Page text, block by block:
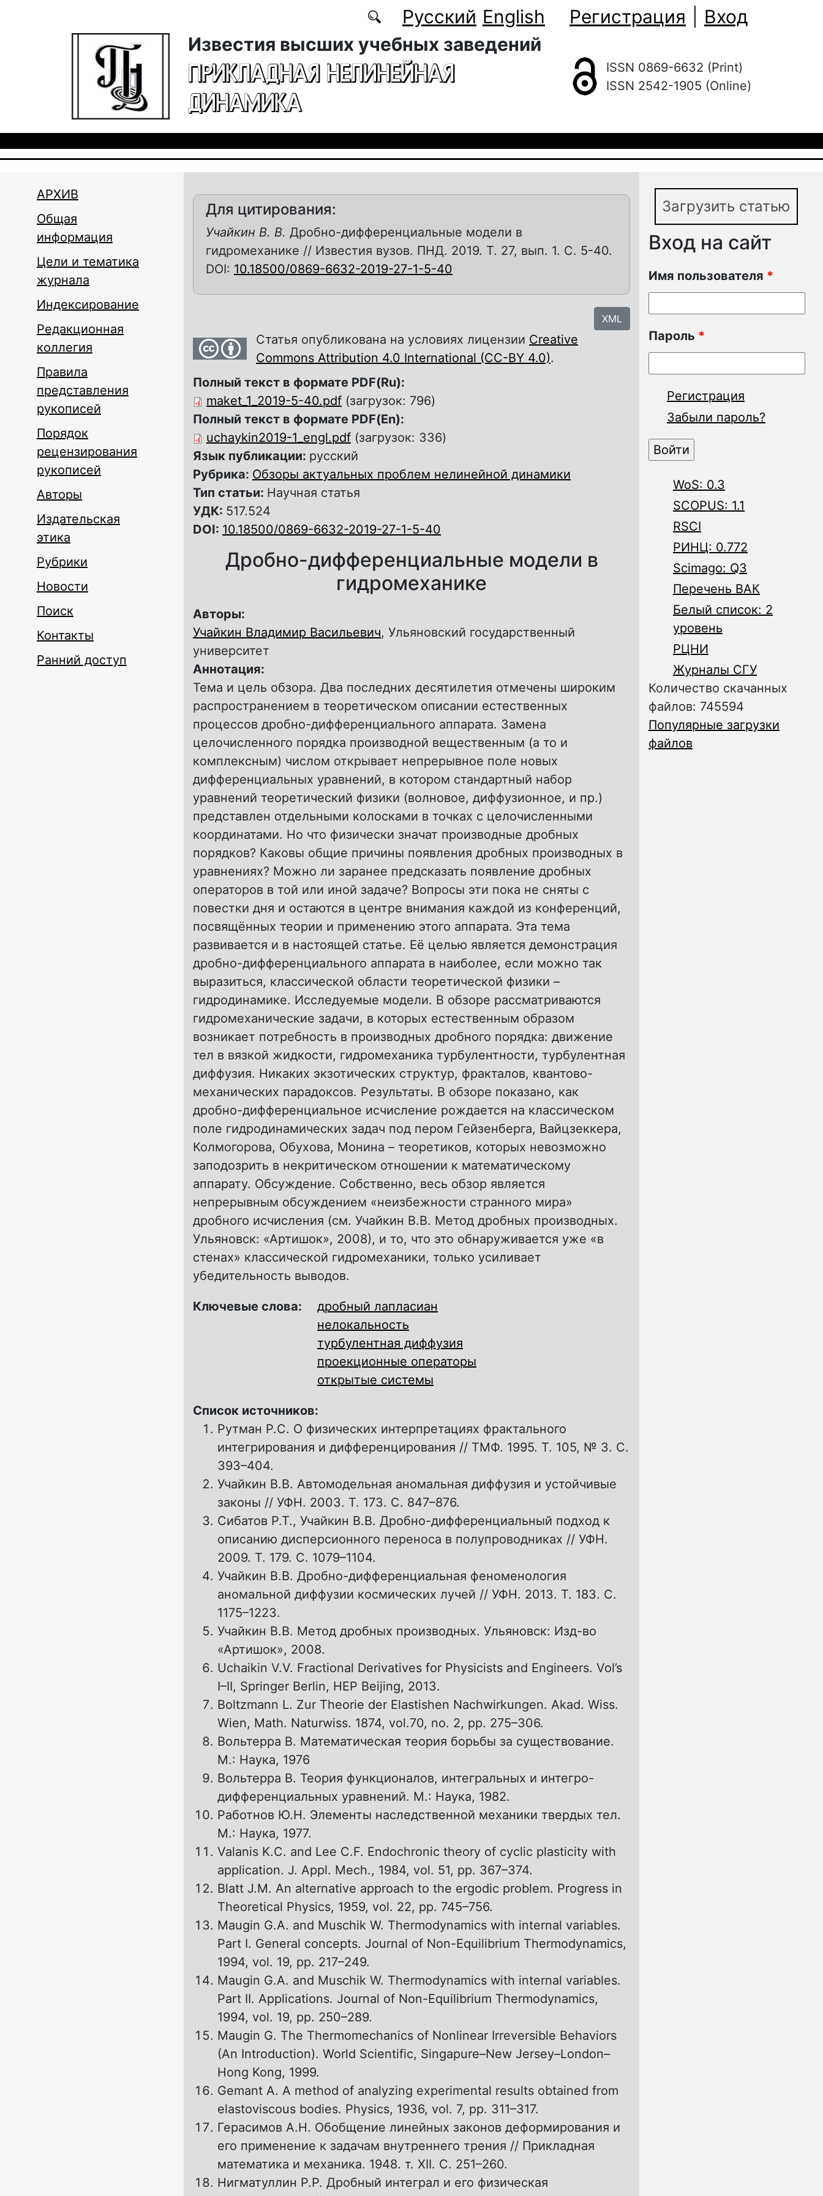
Русский English Регистрация
Вход
Известия высших учебных заведений
ПРИКЛАДНАЯ НЕЛИНЕЙНАЯ
ДИНАМИКА
ISSN 0869-6632 (Print)
ISSN 2542-1905 (Online)
АРХИВ
Общая
информация
Цели и тематика
журнала
Индексирование
Редакционная
коллегия
Правила
представления
рукописей
Порядок
рецензирования
рукописей
Авторы
Издательская
этика
Рубрики
Новости
Поиск
Контакты
Ранний доступ
Для цитирования:
Учайкин В. В. Дробно-дифференциальные модели в
гидромеханике // Известия вузов. ПНД. 2019. Т. 27, вып. 1. С. 5-40.
DOI: 10.18500/0869-6632-2019-27-1-5-40
XML
Статья опубликована на условиях лицензии Creative
Commons Attribution 4.0 International (CC-BY 4.0).
Полный текст в формате PDF(Ru):
maket_1_2019-5-40.pdf (загрузок: 796)
Полный текст в формате PDF(En):
uchaykin2019-1_engl.pdf (загрузок: 336)
Язык публикации: русский
Рубрика: Обзоры актуальных проблем нелинейной динамики
Тип статьи: Научная статья
УДК: 517.524
DOI: 10.18500/0869-6632-2019-27-1-5-40
Дробно-дифференциальные модели в
гидромеханике
Авторы:
Учайкин Владимир Васильевич, Ульяновский государственный
университет
Аннотация:
Тема и цель обзора. Два последних десятилетия отмечены широким
распространением в теоретическом описании естественных
процессов дробно-дифференциального аппарата. Замена
целочисленного порядка производной вещественным (а то и
комплексным) числом открывает непрерывное поле новых
дифференциальных уравнений, в котором стандартный набор
уравнений теоретический физики (волновое, диффузионное, и пр.)
представлен отдельными колосками в точках с целочисленными
координатами. Но что физически значат производные дробных
порядков? Каковы общие причины появления дробных производных в
уравнениях? Можно ли заранее предсказать появление дробных
операторов в той или иной задаче? Вопросы эти пока не сняты с
повестки дня и остаются в центре внимания каждой из конференций,
посвящённых теории и применению этого аппарата. Эта тема
развивается и в настоящей статье. Её целью является демонстрация
дробно-дифференциального аппарата в наиболее, если можно так
выразиться, классической области теоретической физики –
гидродинамике. Исследуемые модели. В обзоре рассматриваются
гидромеханические задачи, в которых естественным образом
возникает потребность в производных дробного порядка: движение
тел в вязкой жидкости, гидромеханика турбулентности, турбулентная
диффузия. Никаких экзотических структур, фракталов, квантово-
механических парадоксов. Результаты. В обзоре показано, как
дробно-дифференциальное исчисление рождается на классическом
поле гидродинамических задач под пером Гейзенберга, Вайцзеккера,
Колмогорова, Обухова, Монина – теоретиков, которых невозможно
заподозрить в некритическом отношении к математическому
аппарату. Обсуждение. Собственно, весь обзор является
непрерывным обсуждением «неизбежности странного мира»
дробного исчисления (см. Учайкин В.В. Метод дробных производных.
Ульяновск: «Артишок», 2008), и то, что это обнаруживается уже «в
стенах» классической гидромеханики, только усиливает
убедительность выводов.
Ключевые слова:
дробный лапласиан
нелокальность
турбулентная диффузия
проекционные операторы
открытые системы
Список источников:
Рутман Р.С. О физических интерпретациях фрактального
интегрирования и дифференцирования // ТМФ. 1995. Т. 105, № 3. С.
393–404.
Учайкин В.В. Автомодельная аномальная диффузия и устойчивые
законы // УФН. 2003. T. 173. C. 847–876.
Сибатов Р.Т., Учайкин В.В. Дробно-дифференциальный подход к
описанию дисперсионного переноса в полупроводниках // УФН.
2009. T. 179. C. 1079–1104.
Учайкин В.В. Дробно-дифференциальная феноменология
аномальной диффузии космических лучей // УФН. 2013. T. 183. C.
1175–1223.
Учайкин В.В. Метод дробных производных. Ульяновск: Изд-во
«Артишок», 2008.
Uchaikin V.V. Fractional Derivatives for Physicists and Engineers. Vol’s
I–II, Springer Berlin, HEP Beijing, 2013.
Boltzmann L. Zur Theorie der Elastishen Nachwirkungen. Akad. Wiss.
Wien, Math. Naturwiss. 1874, vol.70, no. 2, pp. 275–306.
Вольтерра В. Математическая теория борьбы за существование.
М.: Наука, 1976
Вольтерра В. Теория функционалов, интегральных и интегро-
дифференциальных уравнений. М.: Наука, 1982.
Работнов Ю.Н. Элементы наследственной механики твердых тел.
М.: Наука, 1977.
Valanis K.C. and Lee C.F. Endochronic theory of cyclic plasticity with
application. J. Appl. Mech., 1984, vol. 51, pp. 367–374.
Blatt J.M. An alternative approach to the ergodic problem. Progress in
Theoretical Physics, 1959, vol. 22, pp. 745–756.
Maugin G.A. and Muschik W. Thermodynamics with internal variables.
Part I. General concepts. Journal of Non-Equilibrium Thermodynamics,
1994, vol. 19, pp. 217–249.
Maugin G.A. and Muschik W. Thermodynamics with internal variables.
Part II. Applications. Journal of Non-Equilibrium Thermodynamics,
1994, vol. 19, pp. 250–289.
Maugin G. The Thermomechanics of Nonlinear Irreversible Behaviors
(An Introduction). World Scientific, Singapure–New Jersey–London–
Hong Kong, 1999.
Gemant A. A method of analyzing experimental results obtained from
elastoviscous bodies. Physics, 1936, vol. 7, pp. 311–317.
Герасимов А.Н. Обобщение линейных законов деформирования и
его применение к задачам внутреннего трения // Прикладная
математика и механика. 1948. т. XII. C. 251–260.
Нигматуллин Р.Р. Дробный интеграл и его физическая
Загрузить статью
Вход на сайт
Имя пользователя *
Пароль *
Регистрация
Забыли пароль?
WoS: 0.3
SCOPUS: 1.1
RSCI
РИНЦ: 0.772
Scimago: Q3
Перечень ВАК
Белый список: 2
уровень
РЦНИ
Журналы СГУ
Количество скачанных
файлов: 745594
Популярные загрузки
файлов